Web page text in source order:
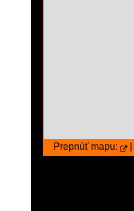
Prepnúť mapu: